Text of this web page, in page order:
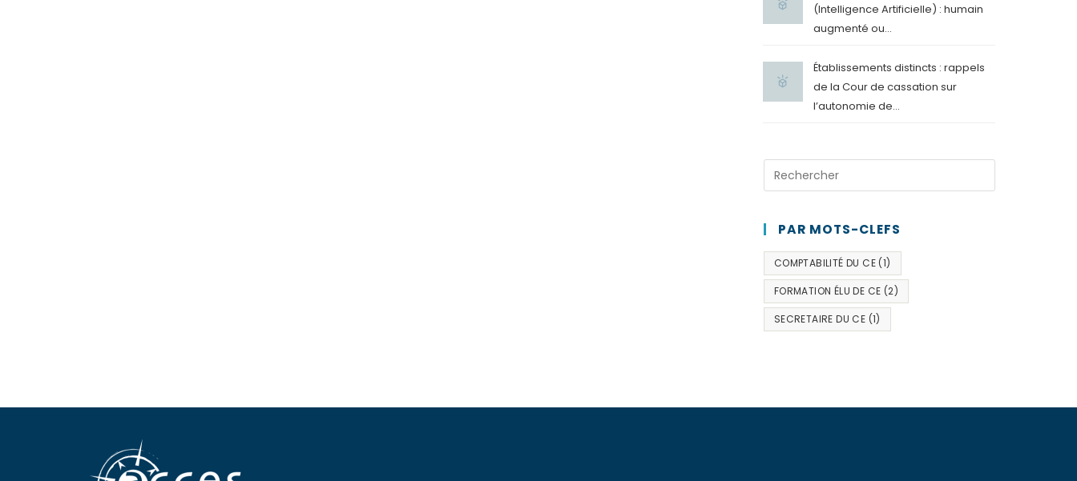
(Intelligence Artificielle) : humain
augmenté ou...
Établissements distincts : rappels
de la Cour de cassation sur
l’autonomie de...
PAR MOTS-CLEFS
COMPTABILITÉ DU CE (1)
FORMATION ÉLU DE CE (2)
SECRETAIRE DU CE (1)